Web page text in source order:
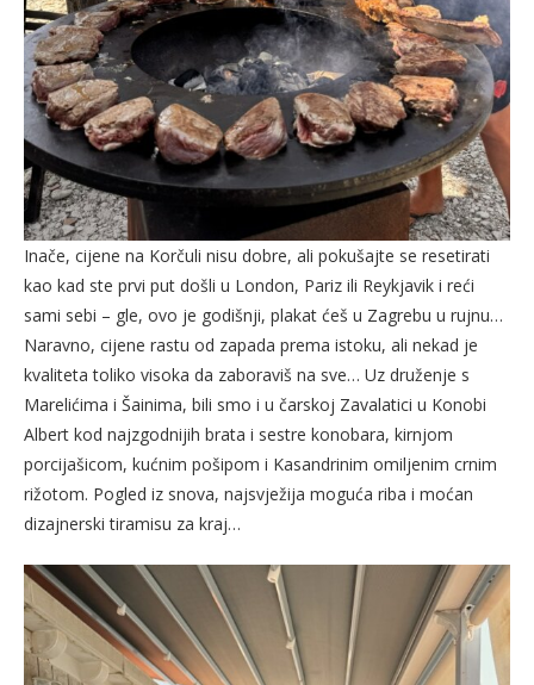
Inače, cijene na Korčuli nisu dobre, ali pokušajte se resetirati
kao kad ste prvi put došli u London, Pariz ili Reykjavik i reći
sami sebi – gle, ovo je godišnji, plakat ćeš u Zagrebu u rujnu…
Naravno, cijene rastu od zapada prema istoku, ali nekad je
kvaliteta toliko visoka da zaboraviš na sve… Uz druženje s
Marelićima i Šainima, bili smo i u čarskoj Zavalatici u Konobi
Albert kod najzgodnijih brata i sestre konobara, kirnjom
porcijašicom, kućnim pošipom i Kasandrinim omiljenim crnim
rižotom. Pogled iz snova, najsvježija moguća riba i moćan
dizajnerski tiramisu za kraj…